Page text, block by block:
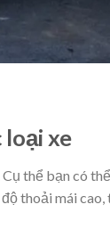
loại xe
thể bạn có
thoải mái